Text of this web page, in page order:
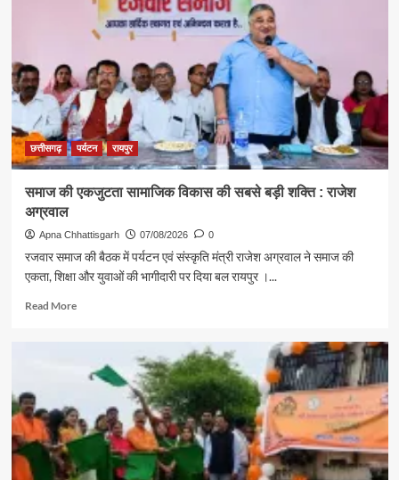
राजेश
अग्रवाल
दिया
स्वदेशी
अपनाने
का
संदेश
छत्तीसगढ़ पर्यटन रायपुर
समाज की एकजुटता सामाजिक विकास की सबसे बड़ी शक्ति : राजेश
अग्रवाल
Apna Chhattisgarh 07/08/2026 0
रजवार समाज की बैठक में पर्यटन एवं संस्कृति मंत्री राजेश अग्रवाल ने समाज की
एकता, शिक्षा और युवाओं की भागीदारी पर दिया बल रायपुर ।...
Read MoreRead
एकजुटता
सामाजिक
विकास
की
बड़ी